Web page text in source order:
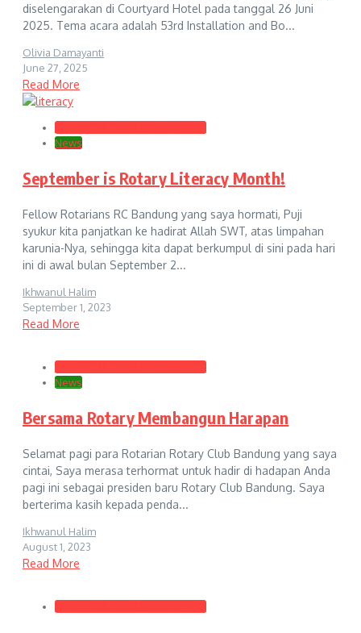
diselengarakan di Courtyard Hotel pada tanggal 26 Juni
2025. Tema acara adalah 53rd Installation and Bo...
Olivia Damayanti
June 27, 2025
Read More
News
September is Rotary Literacy Month!
Fellow Rotarians RC Bandung yang saya hormati, Puji
syukur kita panjatkan ke hadirat Allah SWT, atas limpahan
karunia-Nya, sehingga kita dapat berkumpul di sini pada hari
ini di awal bulan September 2...
Ikhwanul Halim
September 1, 2023
Read More
News
Bersama Rotary Membangun Harapan
Selamat pagi para Rotarian Rotary Club Bandung yang saya
cintai, Saya merasa terhormat untuk hadir di hadapan Anda
pagi ini sebagai presiden baru Rotary Club Bandung. Saya
berterima kasih kepada penda...
Ikhwanul Halim
August 1, 2023
Read More